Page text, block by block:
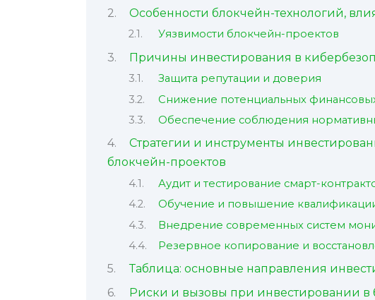
Особенности блокчейн-технологий,
Уязвимости блокчейн-проектов
Причины инвестирования в
Защита репутации и доверия
Снижение потенциальных
Обеспечение соблюдения
Стратегии и инструменты
блокчейн-проектов
Аудит и тестирование смарт-
Обучение и повышение
Внедрение современных систем
Резервное копирование и
Таблица: основные направления
Риски и вызовы при инвестировании в